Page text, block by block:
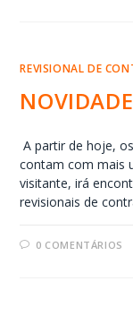
REVISIONAL DE
A partir de hoje,
contam com mais
visitante, irá
revisionais de
0 COMENTÁRIOS